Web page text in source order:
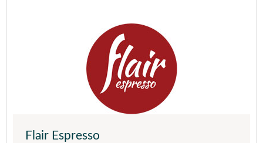
Flair Espresso